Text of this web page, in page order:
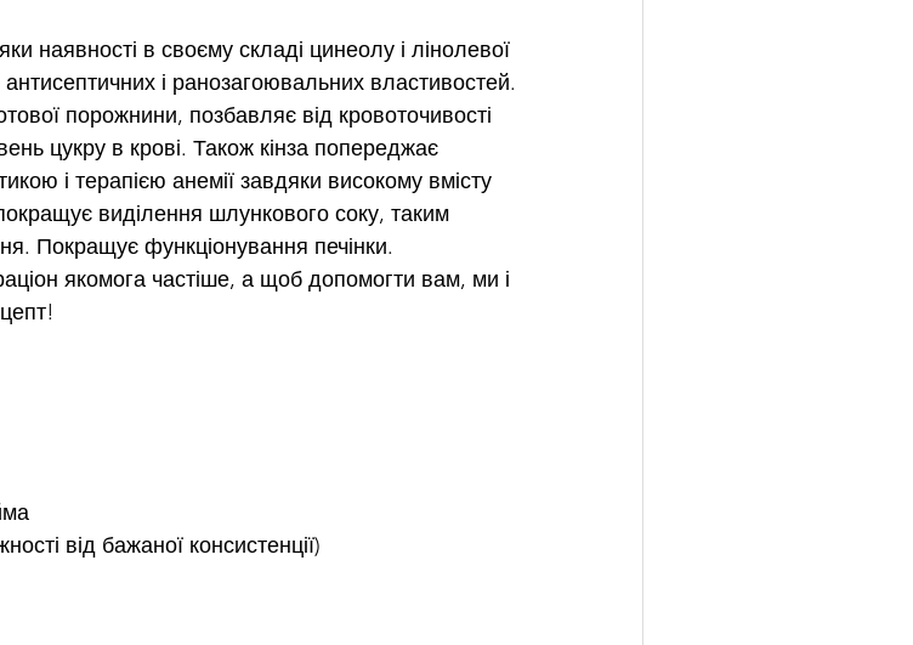
наявності в своєму складі цинеолу і лінолевої
і ранозагоювальних властивостей.
порожнини, позбавляє від кровоточивості
цукру в крові. Також кінза попереджає
і терапією анемії завдяки високому вмісту
виділення шлункового соку, таким
Покращує функціонування печінки.
якомога частіше, а щоб допомогти вам, ми і
від бажаної консистенції)